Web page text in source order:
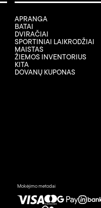
APRANGA
BATAI
DVIRAČIAI
SPORTINIAI LAIKRODŽIAI
MAISTAS
ŽIEMOS INVENTORIUS
KITA
DOVANŲ KUPONAS
Mokėjimo metodai